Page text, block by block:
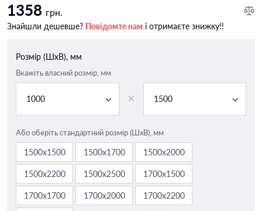
1358 грн.
Знайшли дешевше? Повідомте нам і отримаєте знижку!!
Розмір (ШxВ), мм
Вкажіть власний розмір, мм
1000 1500
Або оберіть стандартний розмір (ШxВ), мм
1500х1500 1500х1700 1500х2000
1500х2200 1500х2500 1700х1500
1700х1700 1700х2000 1700х2200